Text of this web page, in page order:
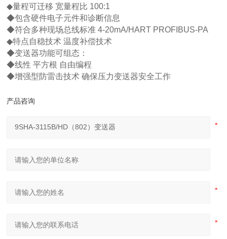
◆量程可迁移 宽量程比 100:1
◆包含硬件电子元件和诊断信息
◆符合多种现场总线标准 4-20mA/HART PROFIBUS-PA
◆特点自稳技术 温度补偿技术
◆变送器功能可组态：
◆线性 平方根 自由编程
◆增强型防雷击技术 确保压力变送器安全工作
产品咨询